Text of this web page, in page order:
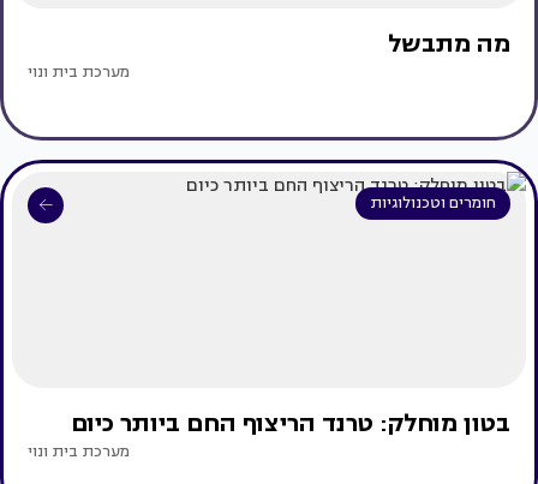
מה מתבשל
מערכת בית ונוי
חומרים וטכנולוגיות
בטון מוחלק: טרנד הריצוף החם ביותר כיום
מערכת בית ונוי